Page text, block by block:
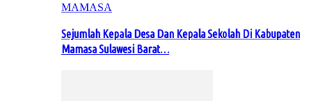
MAMASA
Sejumlah Kepala Desa Dan Kepala Sekolah Di Kabupaten
Mamasa Sulawesi Barat…